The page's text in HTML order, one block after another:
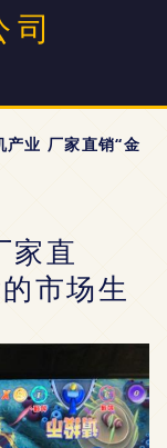
产业 厂家直销“金
家直
市场生